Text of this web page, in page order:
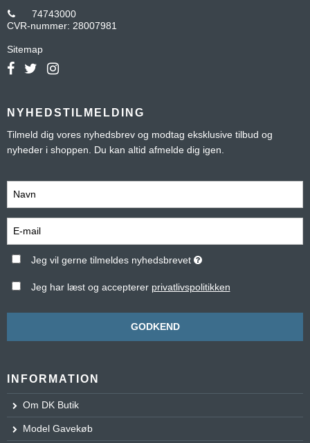
74743000
CVR-nummer: 28007981
Sitemap
NYHEDSTILMELDING
Tilmeld dig vores nyhedsbrev og modtag eksklusive tilbud og
nyheder i shoppen. Du kan altid afmelde dig igen.
Jeg vil gerne tilmeldes nyhedsbrevet
Jeg har læst og accepterer privatlivspolitikken
GODKEND
INFORMATION
Om DK Butik
Model Gavekøb